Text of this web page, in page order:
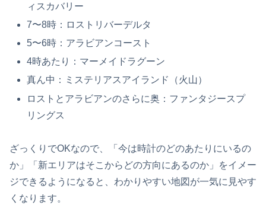
ィスカバリー
7〜8時：ロストリバーデルタ
5〜6時：アラビアンコースト
4時あたり：マーメイドラグーン
真ん中：ミステリアスアイランド（火山）
ロストとアラビアンのさらに奥：ファンタジースプ
リングス
ざっくりでOKなので、「今は時計のどのあたりにいるの
か」「新エリアはそこからどの方向にあるのか」をイメー
ジできるようになると、わかりやすい地図が一気に見やす
くなります。